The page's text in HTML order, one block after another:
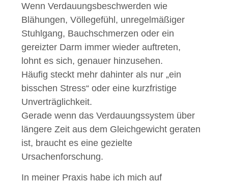
Wenn Verdauungsbeschwerden wie
Blähungen, Völlegefühl, unregelmäßiger
Stuhlgang, Bauchschmerzen oder ein
gereizter Darm immer wieder auftreten,
lohnt es sich, genauer hinzusehen.
Häufig steckt mehr dahinter als nur „ein
bisschen Stress“ oder eine kurzfristige
Unverträglichkeit.
Gerade wenn das Verdauungssystem über
längere Zeit aus dem Gleichgewicht geraten
ist, braucht es eine gezielte
Ursachenforschung.
In meiner Praxis habe ich mich auf